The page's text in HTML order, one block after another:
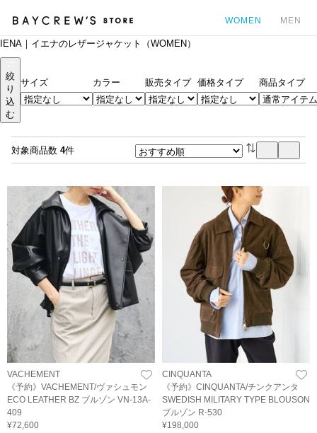
WOMEN MEN
IENA｜イエナのレザージャケット（WOMEN）
絞
り
込
む
サイズ カラー 販売タイプ 価格タイプ 商品タイプ
対象商品数 4件
VACHEMENT
《予約》VACHEMENT/ヴァシュモン
ECO LEATHER BZ ブルゾン VN-13A-
409
¥72,600
CINQUANTA
《予約》CINQUANTA/チンクアンタ
SWEDISH MILITARY TYPE BLOUSON
ブルゾン R-530
¥198,000